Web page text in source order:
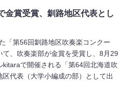
金賞受賞、釧路地区代表とし
「第56回釧路地区吹奏楽コンクー
て、吹奏楽部が金賞を受賞し、8月29
kitaraで開催される「第64回北海道吹
代表（大学小編成の部）として出